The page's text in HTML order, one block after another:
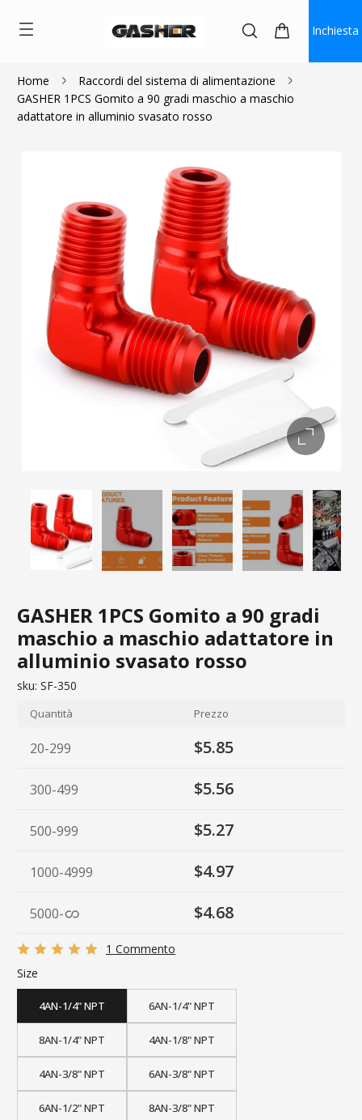
Inchiesta
Home
Raccordi del sistema di alimentazione
GASHER 1PCS Gomito a 90 gradi maschio a maschio
adattatore in alluminio svasato rosso
GASHER 1PCS Gomito a 90 gradi
maschio a maschio adattatore in
alluminio svasato rosso
$5.85
sku: SF-350
Quantità Prezzo
20-299 $5.85
300-499 $5.56
500-999 $5.27
1000-4999 $4.97
5000- $4.68
1 Commento
Size
4AN-1/4" NPT 6AN-1/4" NPT
8AN-1/4" NPT 4AN-1/8" NPT
4AN-3/8" NPT 6AN-3/8" NPT
6AN-1/2" NPT 8AN-3/8" NPT